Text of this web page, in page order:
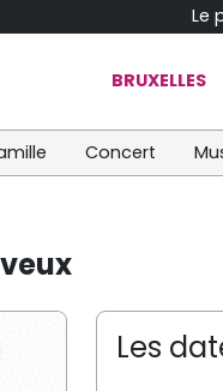
Le
BRUXELLES
Concert
Les